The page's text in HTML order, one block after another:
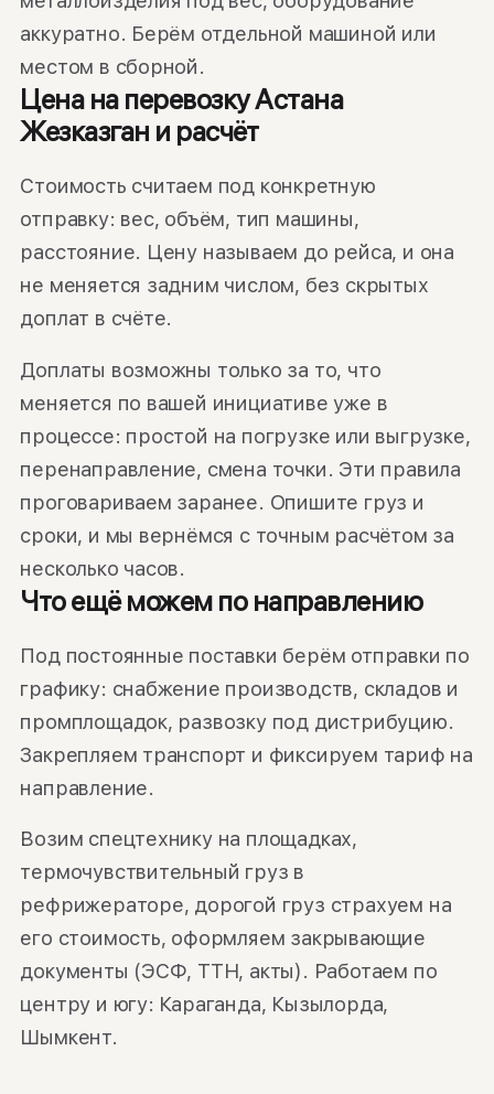
аккуратно. Берём отдельной машиной или
местом в сборной.
Цена на перевозку Астана
Жезказган и расчёт
Стоимость считаем под конкретную
отправку: вес, объём, тип машины,
расстояние. Цену называем до рейса, и она
не меняется задним числом, без скрытых
доплат в счёте.
Доплаты возможны только за то, что
меняется по вашей инициативе уже в
процессе: простой на погрузке или выгрузке,
перенаправление, смена точки. Эти правила
проговариваем заранее. Опишите груз и
сроки, и мы вернёмся с точным расчётом за
несколько часов.
Что ещё можем по направлению
Под постоянные поставки берём отправки по
графику: снабжение производств, складов и
промплощадок, развозку под дистрибуцию.
Закрепляем транспорт и фиксируем тариф на
направление.
Возим спецтехнику на площадках,
термочувствительный груз в
рефрижераторе, дорогой груз страхуем на
его стоимость, оформляем закрывающие
документы (ЭСФ, ТТН, акты). Работаем по
центру и югу: Караганда, Кызылорда,
Шымкент.